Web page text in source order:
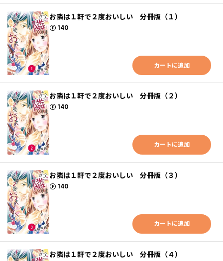
お隣は１軒で２度おいしい 分冊版（１）
140
ポイント
カートに追加
お隣は１軒で２度おいしい 分冊版（２）
140
ポイント
カートに追加
お隣は１軒で２度おいしい 分冊版（３）
140
ポイント
カートに追加
お隣は１軒で２度おいしい 分冊版（４）